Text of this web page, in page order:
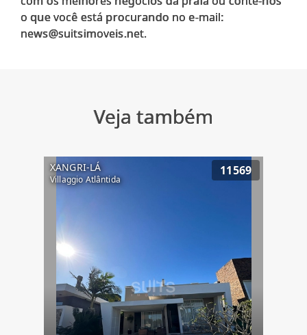
o que você está procurando no e-mail:
Veja também
XANGRI-LÁ
Villaggio Atlântida
11569